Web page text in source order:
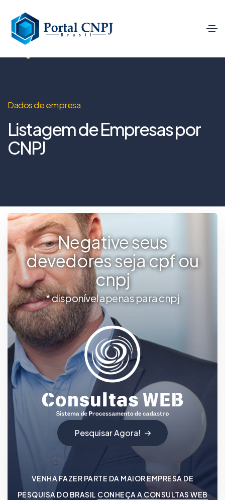
Dados de empresa
Listagem de Empresas por
CNPJ
Negative seus
devedores seja cpf ou
cnpj
* disponível apenas para cnpj
Pesquisar Agora!
VENHA FAZER PARTE DA MAIOR EMPRESA DE
PESQUISA DO BRASIL CONHEÇA A CONSULTAS WEB